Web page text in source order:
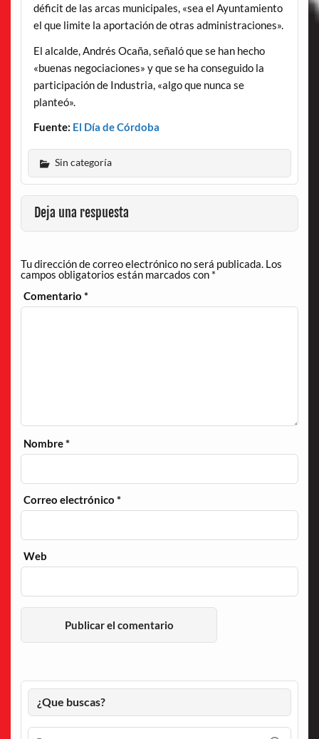
déficit de las arcas municipales, «sea el Ayuntamiento
el que limite la aportación de otras administraciones».
El alcalde, Andrés Ocaña, señaló que se han hecho
«buenas negociaciones» y que se ha conseguido la
participación de Industria, «algo que nunca se
planteó».
Fuente: El Día de Córdoba
Sin categoría
Deja una respuesta
Tu dirección de correo electrónico no será publicada. Los
campos obligatorios están marcados con *
Comentario*
Nombre*
Correo electrónico*
Web
¿Que buscas?